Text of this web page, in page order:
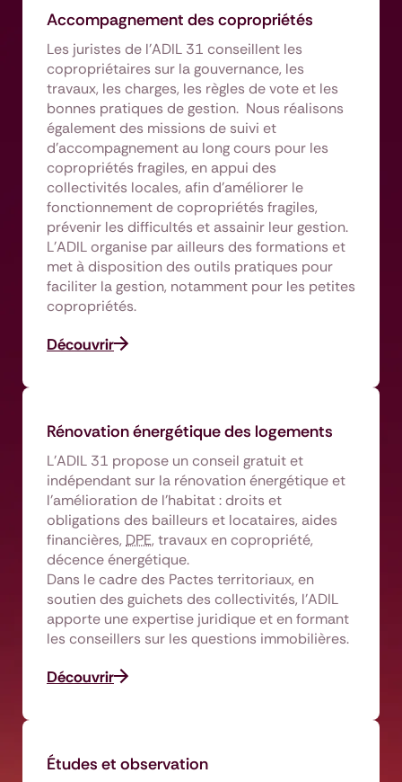
Accompagnement des copropriétés
Les juristes de l’ADIL 31 conseillent les
copropriétaires sur la gouvernance, les
travaux, les charges, les règles de vote et les
bonnes pratiques de gestion. Nous réalisons
également des missions de suivi et
d’accompagnement au long cours pour les
copropriétés fragiles, en appui des
collectivités locales, afin d’améliorer le
fonctionnement de copropriétés fragiles,
prévenir les difficultés et assainir leur gestion.
L’ADIL organise par ailleurs des formations et
met à disposition des outils pratiques pour
faciliter la gestion, notamment pour les petites
copropriétés.
Découvrir
Rénovation énergétique des logements
L’ADIL 31 propose un conseil gratuit et
indépendant sur la rénovation énergétique et
l’amélioration de l’habitat : droits et
obligations des bailleurs et locataires, aides
financières, DPE, travaux en copropriété,
décence énergétique.
Dans le cadre des Pactes territoriaux, en
soutien des guichets des collectivités, l’ADIL
apporte une expertise juridique et en formant
les conseillers sur les questions immobilières.
Découvrir
Études et observation